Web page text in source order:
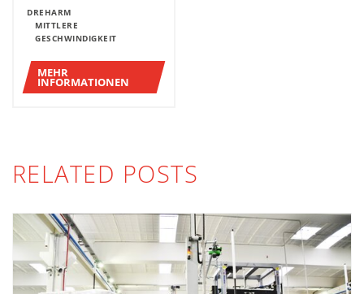
DREHARM
MITTLERE
GESCHWINDIGKEIT
MEHR
INFORMATIONEN
RELATED POSTS